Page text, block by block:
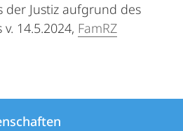
der Justiz aufgrund des
14.5.2024, FamRZ